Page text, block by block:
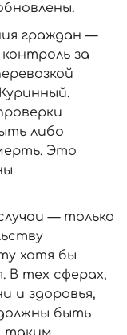
граждан —
за
либо
Это
— только
хотя бы
В тех сферах,
и здоровья,
быть